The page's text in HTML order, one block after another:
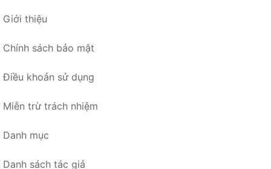
Giới thiệu
Chính sách bảo mật
Điều khoản sử dụng
Miễn trừ trách nhiệm
Danh mục
Danh sách tác giả